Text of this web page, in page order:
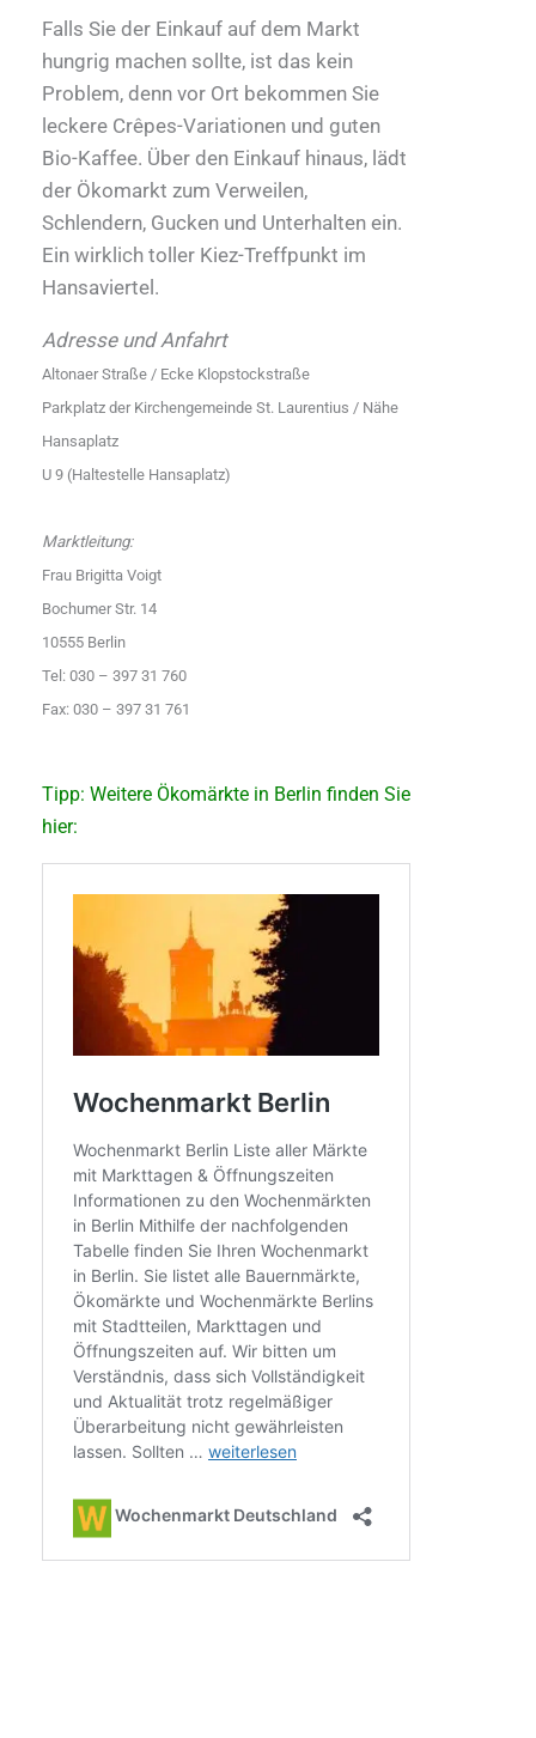
Falls Sie der Einkauf auf dem Markt
hungrig machen sollte, ist das kein
Problem, denn vor Ort bekommen Sie
leckere Crêpes-Variationen und guten
Bio-Kaffee. Über den Einkauf hinaus, lädt
der Ökomarkt zum Verweilen,
Schlendern, Gucken und Unterhalten ein.
Ein wirklich toller Kiez-Treffpunkt im
Hansaviertel.
Adresse und Anfahrt
Altonaer Straße / Ecke Klopstockstraße
Parkplatz der Kirchengemeinde St. Laurentius / Nähe
Hansaplatz
U 9 (Haltestelle Hansaplatz)
Marktleitung:
Frau Brigitta Voigt
Bochumer Str. 14
10555 Berlin
Tel: 030 – 397 31 760
Fax: 030 – 397 31 761
Tipp: Weitere Ökomärkte in Berlin finden Sie
hier: